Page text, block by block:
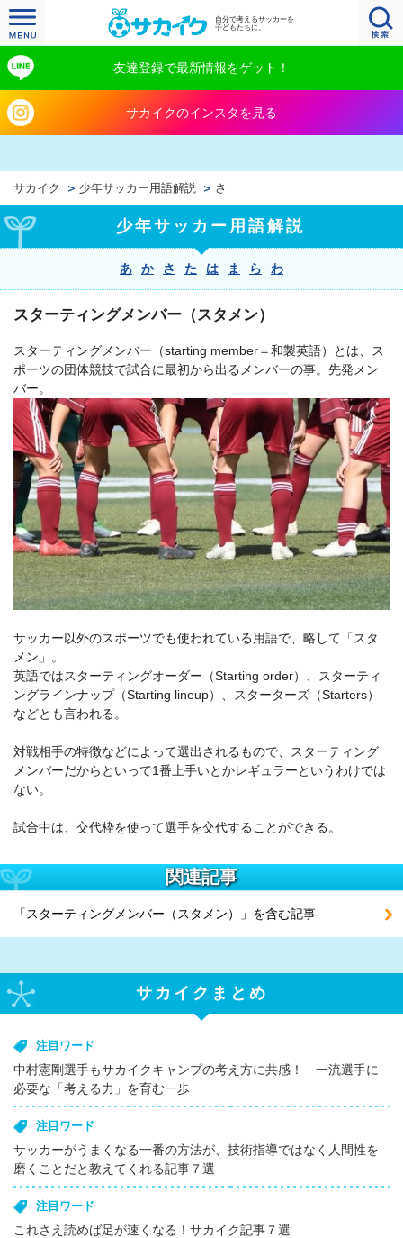
自分で考えるサッカーを
子どもたちに。
友達登録で最新情報をゲット！
サカイクのインスタを見る
サカイク 少年サッカー用語解説 さ
少年サッカー用語解説
あ か さ た は ま ら わ
スターティングメンバー（スタメン）
スターティングメンバー（starting member＝和製英語）とは、ス
ポーツの団体競技で試合に最初から出るメンバーの事。先発メン
バー。
サッカー以外のスポーツでも使われている用語で、略して「スタ
メン」。
英語ではスターティングオーダー（Starting order）、スターティ
ングラインナップ（Starting lineup）、スターターズ（Starters）
などとも言われる。
対戦相手の特徴などによって選出されるもので、スターティング
メンバーだからといって1番上手いとかレギュラーというわけでは
ない。
試合中は、交代枠を使って選手を交代することができる。
関連記事
「スターティングメンバー（スタメン）」を含む記事
サカイクまとめ
注目ワード
中村憲剛選手もサカイクキャンプの考え方に共感！ 一流選手に
必要な「考える力」を育む一歩
注目ワード
サッカーがうまくなる一番の方法が、技術指導ではなく人間性を
磨くことだと教えてくれる記事７選
注目ワード
これさえ読めば足が速くなる！サカイク記事７選